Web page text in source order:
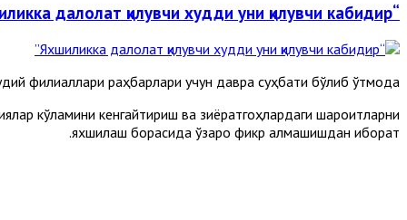
“Яхшиликка далолат қилувчи худди уни қилувчи кабидир”
филиаллари раҳбарлари учун давра суҳбати бўлиб ўтмоқда.
кўламини кенгайтириш ва зиёратгоҳлардаги шароитларни
яхшилаш борасида ўзаро фикр алмашишдан иборат.